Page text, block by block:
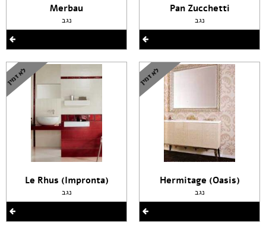
Pan Zucchetti
נגב
(Hermitage (Oasis
נגב
Merbau
נגב
(Le Rhus (Impronta
נגב